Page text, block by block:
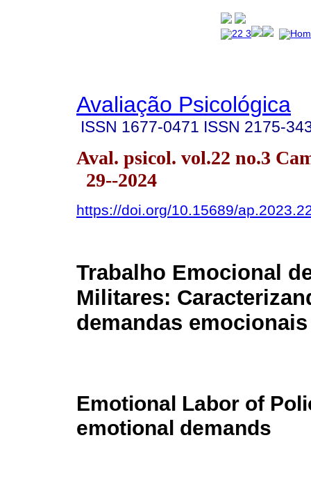
Avaliação Psicológica
ISSN 1677-0471 ISSN 2175-
Aval. psicol. vol.22 no.3
29--2024
https://doi.org/10.15689/
Trabalho Emocional
Militares:
demandas emocionais
Emotional Labor of
emotional demands